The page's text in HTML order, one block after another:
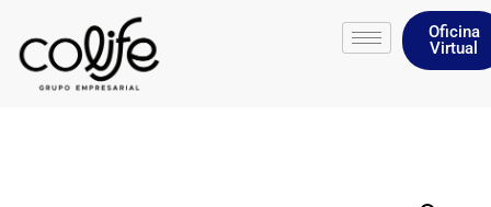
Oficina
Virtual